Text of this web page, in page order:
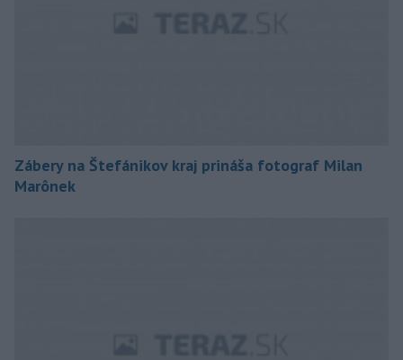
Zábery na Štefánikov kraj prináša fotograf Milan
Marônek